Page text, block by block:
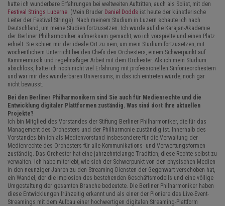
hatte ich wunderbare Erfahrungen bei weltweiten Auftritten, auch als Solist, mit den
Festival Strings Lucerne. (Mein Bruder Daniel Dodds ist heute der künstlerische
Leiter der Festival Strings). Nach meinem Studium in Luzern schaute ich nach
Deutschland, um meine Studien fortzusetzen. Ich wurde auf die Karajan-Akademie
der Berliner Philharmoniker aufmerksam gemacht, wo ich vorspielte und einen Platz
erhielt. Sie schien mir der ideale Ort zu sein, um mein Studium fortzusetzen, mit
wöchentlichem Unterricht bei den Chefs des Orchesters, einem Schwerpunkt auf
Kammermusik und regelmäßiger Arbeit mit dem Orchester. Als ich mein Studium
abschloss, hatte ich noch nicht viel Erfahrung mit professionellen Sinfonieorchestern
und war mir des wunderbaren Universums, in das ich eintreten würde, noch gar
nicht bewusst.
Bei den Berliner Philharmonikern sind Sie auch für Medienrechte und die
Entwicklung digitaler Plattformen zuständig. Was sind dort Ihre aktuellen
Projekte?
Ich bin Mitglied des Vorstandes der Stiftung Berliner Philharmoniker, die für das
Management des Orchesters und der Philharmonie zuständig ist. Innerhalb des
Vorstandes bin ich als Medienvorstand insbesondere für die Verwaltung der
Medienrechte des Orchesters für alle Kommunikations- und Verwertungsformen
zuständig. Das Orchester hat eine jahrzehntelange Tradition, diese Rechte selbst zu
verwalten. Ich habe miterlebt, wie sich der Schwerpunkt von den physischen Medien
in den neunziger Jahren zu den Streaming-Diensten der Gegenwart verschoben hat,
ein Wandel, der die Implosion des bestehenden Geschäftsmodells und eine völlige
Umgestaltung der gesamten Branche bedeutete. Die Berliner Philharmoniker haben
diese Entwicklungen frühzeitig erkannt und als einer der Pioniere des Live-Event-
Streamings mit dem Aufbau einer hochwertigen digitalen Streaming-Plattform